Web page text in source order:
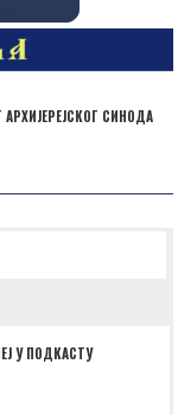
СИНОДА
У ПОДКАСТУ